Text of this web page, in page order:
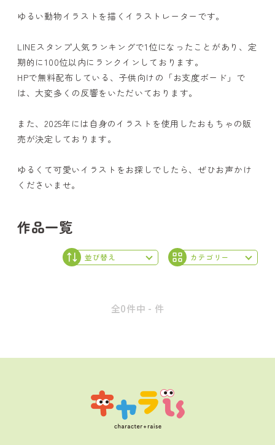
ゆるい動物イラストを描くイラストレーターです。
LINEスタンプ人気ランキングで1位になったことがあり、定
期的に100位以内にランクインしております。
HPで無料配布している、子供向けの「お支度ボード」で
は、大変多くの反響をいただいております。
また、2025年には自身のイラストを使用したおもちゃの販
売が決定しております。
ゆるくて可愛いイラストをお探しでしたら、ぜひお声かけ
くださいませ。
作品一覧
全0件中 - 件